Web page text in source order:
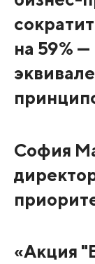
на 59%
София
«Акция